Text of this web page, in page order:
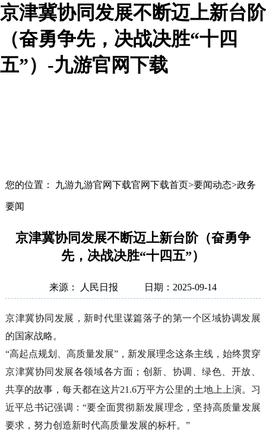
京津冀协同发展不断迈上新台阶
（奋勇争先，决战决胜“十四
五”）-九游官网下载
您的位置： 九游九游官网下载官网下载首页>要闻动态>政务
要闻
京津冀协同发展不断迈上新台阶（奋勇争
先，决战决胜“十四五”）
来源： 人民日报 日期：2025-09-14
京津冀协同发展，新时代里谋篇落子的第一个区域协调发展
的国家战略。
“高起点规划、高质量发展”，新发展理念这条主线，始终贯穿
京津冀协同发展各领域各方面；创新、协调、绿色、开放、
共享的故事，每天都在这片21.6万平方公里的土地上上演。习
近平总书记强调：“要全面贯彻新发展理念，坚持高质量发展
要求，努力创造新时代高质量发展的标杆。”